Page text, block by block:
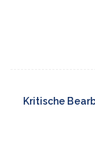
Kritische